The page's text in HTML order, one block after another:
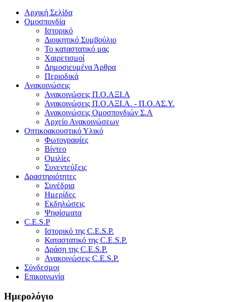
Αρχική Σελίδα
Ομοσπονδία
Ιστορικό
Διοικητικό Συμβούλιο
Το καταστατικό μας
Χαιρετισμοί
Δημοσιευμένα Άρθρα
Περιοδικά
Ανακοινώσεις
Ανακοινώσεις Π.Ο.ΑΞΙ.Α
Ανακοινώσεις Π.Ο.ΑΞΙ.Α. - Π.Ο.ΑΣ.Υ.
Ανακοινώσεις Ομοσπονδιών Σ.Α
Αρχείο Ανακοινώσεων
Οπτικοακουστικό Υλικό
Φωτογραφίες
Βίντεο
Ομιλίες
Συνεντεύξεις
Δραστηριότητες
Συνέδρια
Ημερίδες
Εκδηλώσεις
Ψηφίσματα
C.E.S.P
Ιστορικό της C.E.S.P.
Καταστατικό της C.E.S.P.
Δράση της C.E.S.P.
Ανακοινώσεις C.E.S.P.
Σύνδεσμοι
Επικοινωνία
Ημερολόγιο